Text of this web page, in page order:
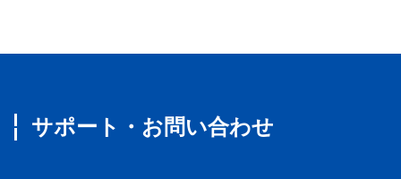
サポート・お問い合わせ